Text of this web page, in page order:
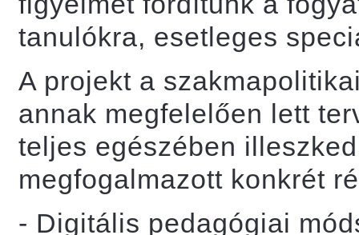
tanulókra, esetleges
A projekt a
annak megfelelően lett
teljes egészében
megfogalmazott konkrét
- Digitális pedagógiai